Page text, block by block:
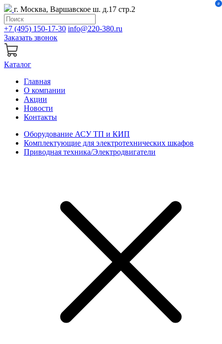
г. Москва, Варшавское ш. д.17 стр.2
+7 (495) 150-17-30 info@220-380.ru
Заказать звонок
0
Каталог
Главная
О компании
Акции
Новости
Контакты
Оборудование АСУ ТП и КИП
Комплектующие для электротехнических шкафов
Приводная техника/Электродвигатели